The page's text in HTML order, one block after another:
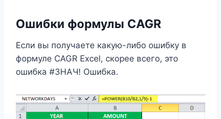
Ошибки формулы CAGR
Если вы получаете какую-либо ошибку в
формуле CAGR Excel, скорее всего, это
ошибка #ЗНАЧ! Ошибка.